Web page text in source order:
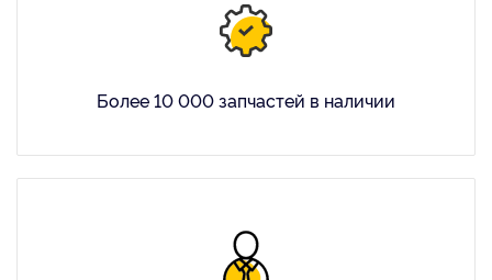
Более 10 000 запчастей в наличии